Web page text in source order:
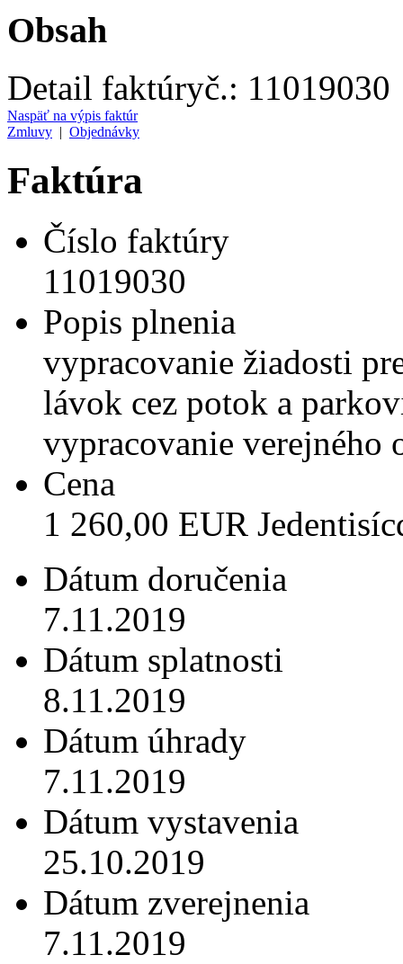
Obsah
Detail faktúryč.: 11019030
Naspäť na výpis faktúr
Zmluvy | Objednávky
Faktúra
Číslo faktúry
11019030
Popis plnenia
vypracovanie žiadosti
lávok cez potok a
vypracovanie verejného
Cena
1 260,00 EUR
Dátum doručenia
7.11.2019
Dátum splatnosti
8.11.2019
Dátum úhrady
7.11.2019
Dátum vystavenia
25.10.2019
Dátum zverejnenia
7.11.2019